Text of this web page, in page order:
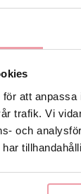
att
trafik. Vi
och